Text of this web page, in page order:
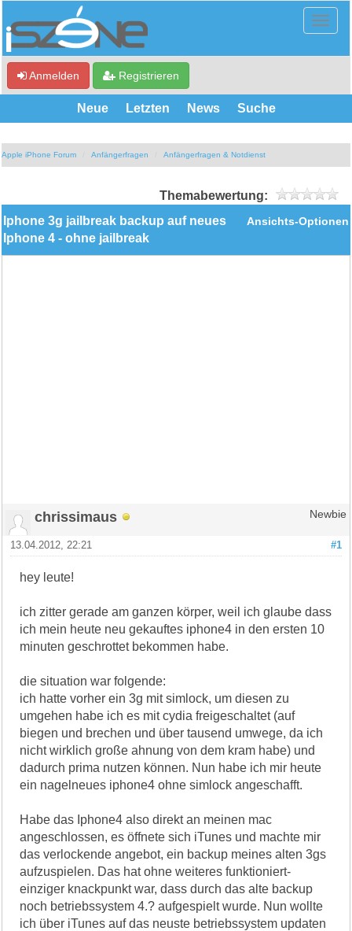
Anmelden Registrieren
Neue Letzten News Suche
Apple iPhone Forum Anfängerfragen Anfängerfragen & Notdienst
Themabewertung:
Ansichts-Optionen
Iphone 3g jailbreak backup auf neues
Iphone 4 - ohne jailbreak
chrissimaus Newbie
#1
13.04.2012, 22:21
hey leute!
ich zitter gerade am ganzen körper, weil ich glaube dass
ich mein heute neu gekauftes iphone4 in den ersten 10
minuten geschrottet bekommen habe.
die situation war folgende:
ich hatte vorher ein 3g mit simlock, um diesen zu
umgehen habe ich es mit cydia freigeschaltet (auf
biegen und brechen und über tausend umwege, da ich
nicht wirklich große ahnung von dem kram habe) und
dadurch prima nutzen können. Nun habe ich mir heute
ein nagelneues iphone4 ohne simlock angeschafft.
Habe das Iphone4 also direkt an meinen mac
angeschlossen, es öffnete sich iTunes und machte mir
das verlockende angebot, ein backup meines alten 3gs
aufzuspielen. Das hat ohne weiteres funktioniert-
einziger knackpunkt war, dass durch das alte backup
noch betriebssystem 4.? aufgespielt wurde. Nun wollte
ich über iTunes auf das neuste betriebssystem updaten